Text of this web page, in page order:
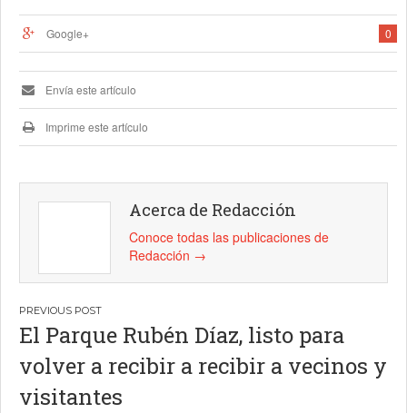
0
Google+
Envía este artículo
Imprime este artículo
Acerca de Redacción
Conoce todas las publicaciones de
Redacción →
Navegación
de
entradas
El Parque Rubén Díaz, listo para
volver a recibir a recibir a vecinos y
visitantes